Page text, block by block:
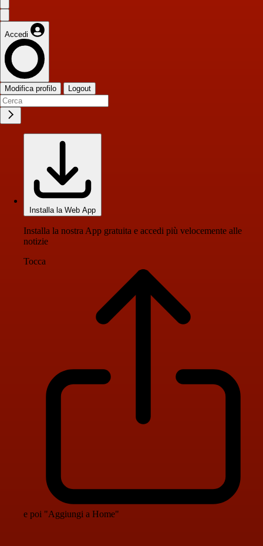
Accedi
Modifica profilo Logout
Installa la Web App
Installa la nostra App gratuita e accedi più velocemente alle
notizie
Tocca
e poi "Aggiungi a Home"